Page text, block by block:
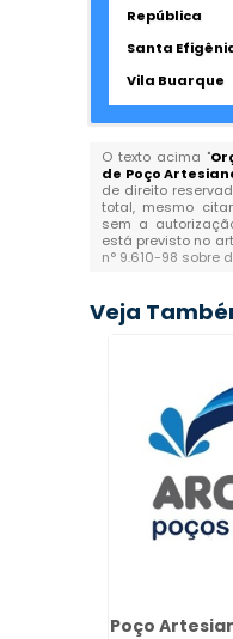
República
Santa
Vila Buarque
O texto acima "
de Poço
de direito
total, mesmo
sem a
está previsto no
n° 9.610-98 sobre
Veja
Poço